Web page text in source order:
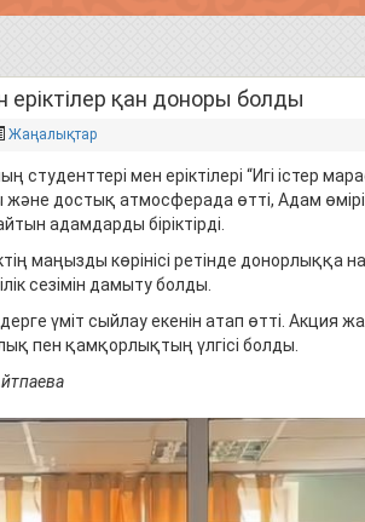
еріктілер қан доноры болды
Жаңалықтар
студенттері мен еріктілері “Игі істер
достық атмосферада өтті, Адам
адамдарды біріктірді.
маңызды көрінісі ретінде донорлыққа
сезімін дамыту болды.
үміт сыйлау екенін атап өтті. Акция
пен қамқорлықтың үлгісі болды.